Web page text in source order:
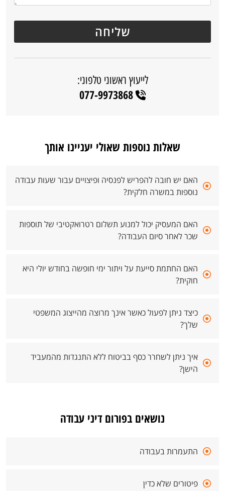
לייעוץ ראשוני טלפוני:
077-9973868
שאלות נוספות שאולי יעניינו אותך
האם יש חובה להפריש לפנסיה ופיצויים עבור שעות עבודה
נוספות במשרה חלקית?
האם המעסיק יכול למנוע תשלום רטרואקטיבי של תוספות
שכר לאחר סיום העבודה?
האם החתמת סייעת על ויתור ימי חופשה בחודש יולי היא
חוקית?
כיצד ניתן לפעול כאשר אינך מרוצה מהייצוג המשפטי
שלך?
איך ניתן לשחרר כסף בביטוח ללא התנגדות מהמעביד
הישן?
נושאים בפורום דיני עבודה
התעמרות בעבודה
פיטורים שלא כדין